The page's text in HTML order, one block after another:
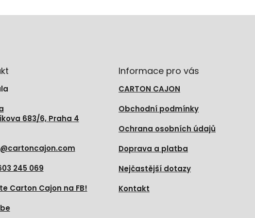
683/6, Praha 4
@cartoncajon.com
245 069
Carton Cajon na FB!
Informace pro vás
CARTON CAJON
Obchodní podmínky
Ochrana osobních údajů
Doprava a platba
Nejčastější dotazy
Kontakt